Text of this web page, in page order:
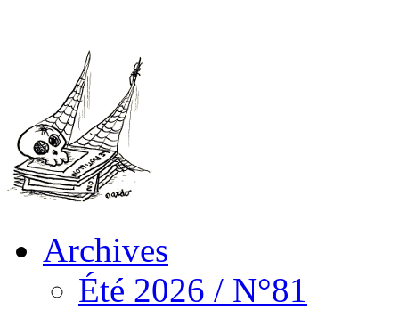
Archives
Été 2026 / N°81